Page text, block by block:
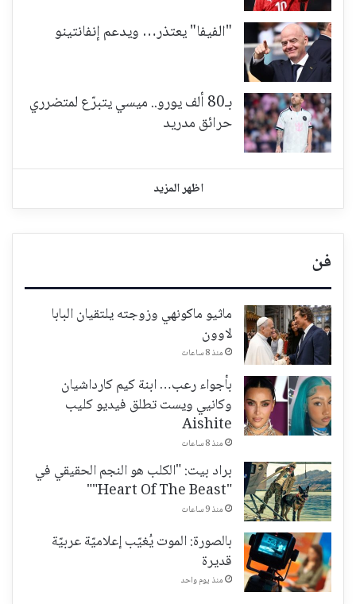
"الفيفا" يعتذر… ويدعم إنفانتينو
بـ80 ألف يورو.. ميسي يتبرّع لمتضرري
حرائق مدريد
اظهر المزيد
فن
ماثيو ماكونهي وزوجته يلتقيان البابا
لاوون
منذ 8 ساعات
بأجواء رعب… ابنة كيم كارداشيان
وكانيي ويست تطلق فيديو كليب
Aishite
منذ 8 ساعات
براد بيت: "الكلب هو النجم الحقيقي في
"Heart Of The Beast""
منذ 9 ساعات
بالصورة: الموت يُغيّب إعلاميّة عربيّة
قديرة
منذ يوم واحد